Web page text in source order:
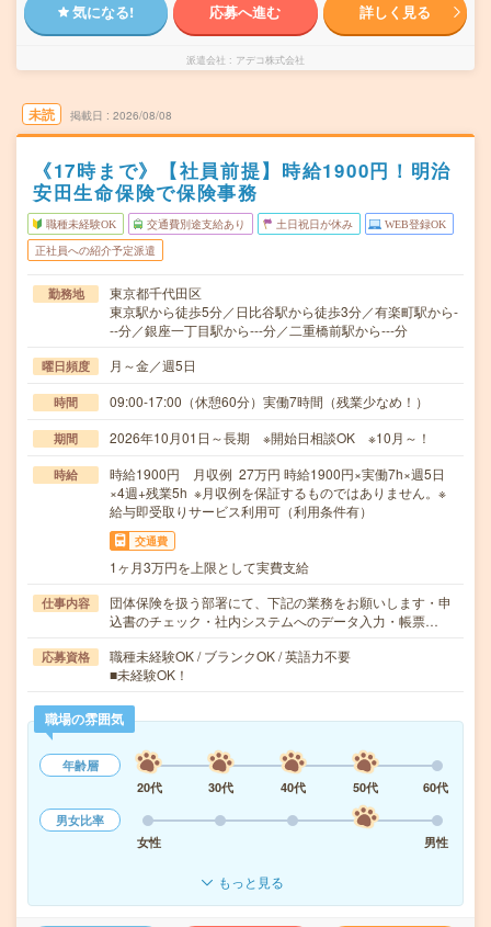
気になる! 応募へ進む 詳しく見る
派遣会社 アデコ株式会社
未読 掲載日 2026/08/08
《17時まで》【社員前提】時給1900円！明治
安田生命保険で保険事務
職種未経験OK 交通費別途支給あり 土日祝日が休み WEB登録OK
正社員への紹介予定派遣
勤務地
東京都千代田区
東京駅から徒歩5分／日比谷駅から徒歩3分／有楽町駅から-
--分／銀座一丁目駅から---分／二重橋前駅から---分
曜日頻度 月～金／週5日
時間 09:00-17:00（休憩60分）実働7時間（残業少なめ！）
期間 2026年10月01日～長期 ※開始日相談OK ※10月～！
時給
時給1900円 月収例 27万円 時給1900円×実働7h×週5日
×4週+残業5h ※月収例を保証するものではありません。※
給与即受取りサービス利用可（利用条件有）
交通費
1ヶ月3万円を上限として実費支給
仕事内容
団体保険を扱う部署にて、下記の業務をお願いします・申
込書のチェック・社内システムへのデータ入力・帳票…
応募資格
職種未経験OK / ブランクOK / 英語力不要
■未経験OK！
職場の雰囲気
年齢層
20代
30代 40代 50代
60代
男女比率
女性
男性
もっと見る